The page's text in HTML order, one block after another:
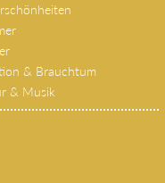
& Brauchtum
& Musik